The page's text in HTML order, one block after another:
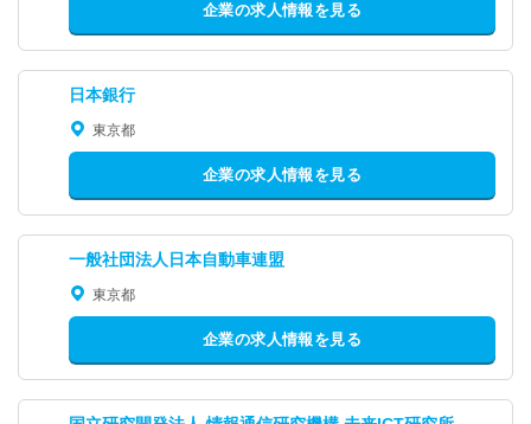
企業の求人情報を見る
日本銀行
東京都
企業の求人情報を見る
一般社団法人日本自動車連盟
東京都
企業の求人情報を見る